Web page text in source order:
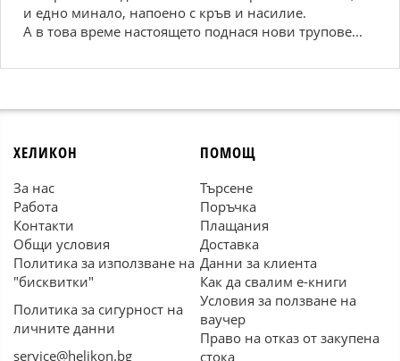
и едно минало, напоено с кръв и насилие.
А в това време настоящето поднася нови трупове...
ХЕЛИКОН
За нас
Работа
Контакти
Общи условия
Политика за използване на
"бисквитки"
Политика за сигурност на
личните данни
service@helikon.bg
ПОМОЩ
Търсене
Поръчка
Плащания
Доставка
Данни за клиента
Как да свалим е-книги
Условия за ползване на
ваучер
Право на отказ от закупена
стока